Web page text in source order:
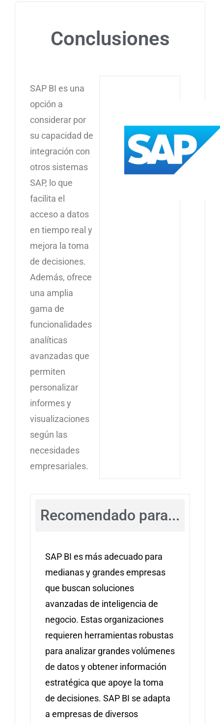
Conclusiones
SAP BI es una
opción a
considerar por
su capacidad de
integración con
otros sistemas
SAP, lo que
facilita el
acceso a datos
en tiempo real y
mejora la toma
de decisiones.
Además, ofrece
una amplia
gama de
funcionalidades
analíticas
avanzadas que
permiten
personalizar
informes y
visualizaciones
según las
necesidades
empresariales.
Recomendado para...
SAP BI es más adecuado para
medianas y grandes empresas
que buscan soluciones
avanzadas de inteligencia de
negocio. Estas organizaciones
requieren herramientas robustas
para analizar grandes volúmenes
de datos y obtener información
estratégica que apoye la toma
de decisiones. SAP BI se adapta
a empresas de diversos